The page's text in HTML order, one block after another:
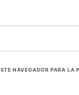
NAVEGADOR PARA LA